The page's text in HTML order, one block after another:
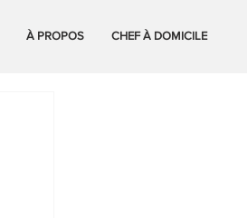
À PROPOS CHEF À DOMICILE